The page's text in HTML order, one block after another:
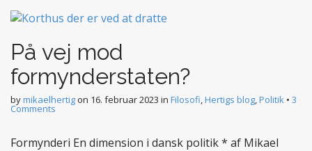
t
e
t
På vej mod
formynderstaten?
bymikaelhertigon 16. februar 2023 in Filosofi,Hertigs blog,Politik • 3
Comments
Formynderi En dimension i dansk politik * af Mikael